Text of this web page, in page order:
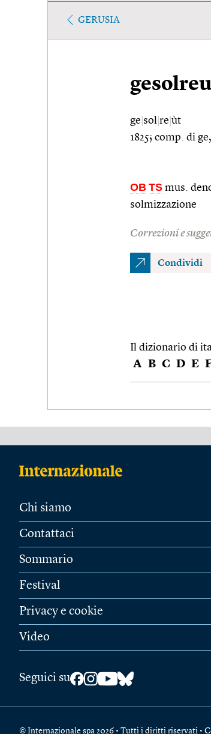
GERUSIA
ge sol re ùt
1825; comp. di
OB TS mus.
solmizzazione
Correzioni e
Condividi
Il dizionario di
A B C D E
Chi siamo
Contattaci
Sommario
Festival
Privacy e cookie
Video
Seguici su
© Internazionale spa 2026 • Tutti i diritti riservati •